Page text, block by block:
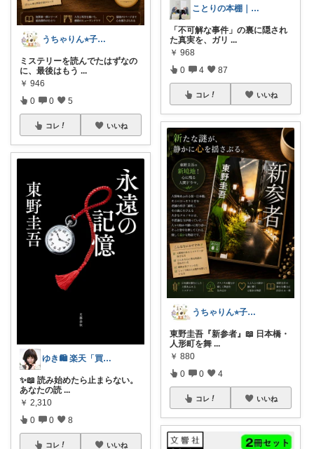
うちゃりん⭐︎子育て・読書・おすすめ
ミステリーを読んでたはずなの
に、最後はもう ...
￥ 946
0 0 5
コレ いいね
ゆき🛍️ 楽天「買ってよかった」を厳選
✨📖 読み始めたら止まらない。
あなたの読 ...
￥ 2,310
0 0 8
コレ いいね
ことりの本棚｜読書と暮らし
「不可解な事件」の裏に隠され
た真実を、ガリ ...
￥ 968
0 4 87
コレ いいね
うちゃりん⭐︎子育て・読書・おすすめ
東野圭吾『新参者』📖 日本橋・
人形町を舞 ...
￥ 880
0 0 4
コレ いいね